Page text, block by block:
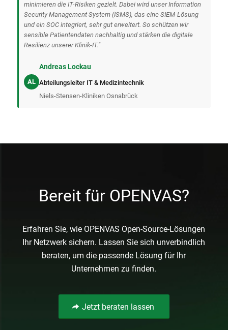
minimieren die IT-Risiken gezielt. Dabei wird unser Information
Security Management System (ISMS), das eine SIEM-Lösung
und ein SOC integriert, sehr gut erweitert. So schützen wir
sensible Patientendaten nachhaltig und stärken die digitale
Resilienz unserer Klinik-IT."
AL
Andreas Lockau
Abteilungsleiter IT & Medizintechnik
Niels-Stensen-Kliniken Osnabrück
Bereit für OPENVAS?
Erfahren Sie, wie OPENVAS Open-Source-Lösungen
Ihr Netzwerk sichern. Lassen Sie sich unverbindlich
beraten, um die passende Lösung für Ihr
Unternehmen zu finden.
Jetzt beraten lassen